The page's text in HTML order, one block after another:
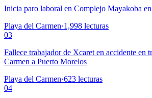
Inicia paro laboral en Complejo Mayakoba
Playa del Carmen·1,998 lecturas
03
Fallece trabajador de Xcaret en accidente en
Carmen a Puerto Morelos
Playa del Carmen·623 lecturas
04